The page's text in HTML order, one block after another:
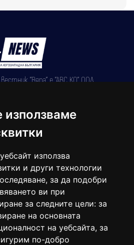
използваме
използва
и други технологии
за да подобри
ви при
за следните цели: за
на основната
на уебсайта, за
по-добро
"Вяра" е "АВС КО" ООД,
година.
43